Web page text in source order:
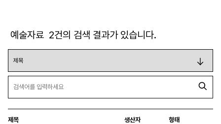
예술자료 2건의 검색 결과가 있습니다.
제목 생산자 형태